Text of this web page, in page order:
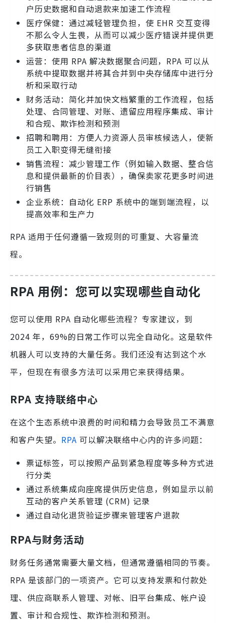
户历史数据和自动退款来加速工作流程
医疗保健：通过减轻管理负担，使 EHR 交互变得
不那么令人生畏，从而可以减少医疗错误并提供更
多获取患者信息的渠道
运营：使用 RPA 解决数据聚合问题，RPA 可以从
系统中提取数据并将其合并到中央存储库中进行分
析和采取行动
财务活动：简化并加快文档繁重的工作流程，包括
处理、合同管理、对账、遗留应用程序集成、审计
和合规、欺诈检测和预测
招聘和聘用：方便人力资源人员审核候选人，使新
员工入职变得无缝衔接
销售流程：减少管理工作（例如输入数据、整合信
息和提供最新的价目表），确保卖家花更多时间进
行销售
企业系统：自动化 ERP 系统中的端到端流程，以
提高效率和生产力
RPA 适用于任何遵循一致规则的可重复、大容量流
程。
RPA 用例：您可以实现哪些自动化
您可以使用 RPA 自动化哪些流程？专家建议，到
2024 年，69%的日常工作可以完全自动化。这是软件
机器人可以支持的大量任务。我们还没有达到这个水
平，但现在有很多方法可以采用它来获得结果。
RPA 支持联络中心
在这个生态系统中浪费的时间和精力会导致员工不满意
和客户失望。 RPA 可以解决联络中心内的许多问题：
票证标签，可以按照产品到紧急程度等多种方式进
行分类
通过系统集成向座席提供历史信息，例如显示以前
互动的客户关系管理 (CRM) 记录
通过自动化退货验证步骤来管理客户退款
RPA与财务活动
财务任务通常需要大量文档，但通常遵循相同的节奏。
RPA 是该部门的一项资产。它可以支持发票和付款处
理、供应商联系人管理、对帐、旧平台集成、帐户设
置、审计和合规性、欺诈检测和预测。